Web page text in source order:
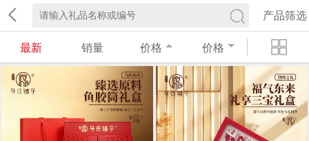
产品筛选
最新 销量 价格 价格